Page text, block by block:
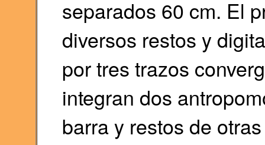
separados 60 cm. El
diversos restos y
por tres trazos
integran dos
barra y restos de